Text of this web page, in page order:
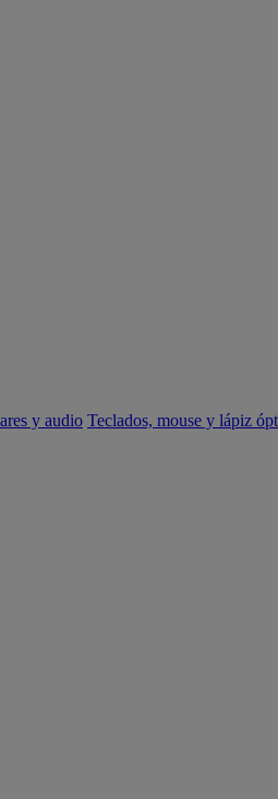
y audio Teclados, mouse y lápiz